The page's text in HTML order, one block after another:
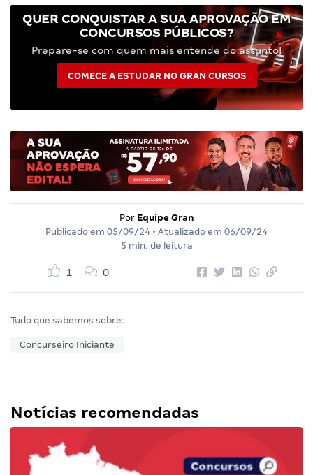
QUER CONQUISTAR A SUA APROVAÇÃO EM
CONCURSOS PÚBLICOS?
Prepare-se com quem mais entende do assunto!
COMECE A ESTUDAR NO GRAN CURSOS
Por Equipe Gran
Publicado em 05/09/24 • Atualizado em 06/09/24
5 min. de leitura
1 0
Tudo que sabemos sobre:
Concurseiro Iniciante
Notícias recomendadas